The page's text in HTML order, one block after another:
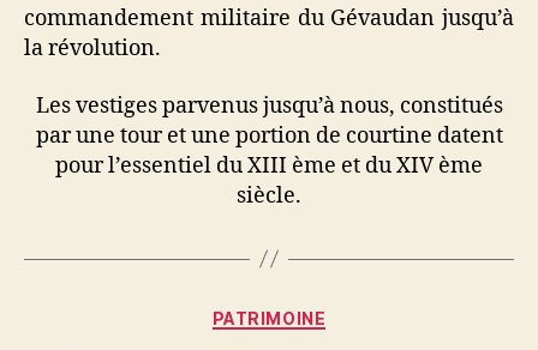
commandement militaire du Gévaudan jusqu’à
la révolution.
Les vestiges parvenus jusqu’à nous, constitués
par une tour et une portion de courtine datent
pour l’essentiel du XIII ème et du XIV ème
siècle.
Catégories
PATRIMOINE